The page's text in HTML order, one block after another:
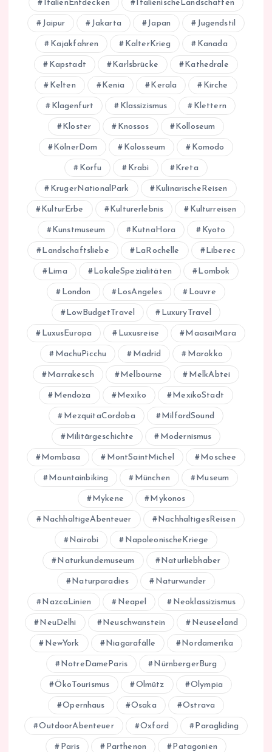
ItalienEntdecken ItalienischeLandschaften
Jaipur Jakarta Japan Jugendstil
Kajakfahren KalterKrieg Kanada
Kapstadt Karlsbrücke Kathedrale
Kelten Kenia Kerala Kirche
Klagenfurt Klassizismus Klettern
Kloster Knossos Kolloseum
KölnerDom Kolosseum Komodo
Korfu Krabi Kreta
KrugerNationalPark KulinarischeReisen
KulturErbe Kulturerlebnis Kulturreisen
Kunstmuseum KutnaHora Kyoto
Landschaftsliebe LaRochelle Liberec
Lima LokaleSpezialitäten Lombok
London LosAngeles Louvre
LowBudgetTravel LuxuryTravel
LuxusEuropa Luxusreise MaasaiMara
MachuPicchu Madrid Marokko
Marrakesch Melbourne MelkAbtei
Mendoza Mexiko MexikoStadt
MezquitaCordoba MilfordSound
Militärgeschichte Modernismus
Mombasa MontSaintMichel Moschee
Mountainbiking München Museum
Mykene Mykonos
NachhaltigeAbenteuer NachhaltigesReisen
Nairobi NapoleonischeKriege
Naturkundemuseum Naturliebhaber
Naturparadies Naturwunder
NazcaLinien Neapel Neoklassizismus
NeuDelhi Neuschwanstein Neuseeland
NewYork Niagarafälle Nordamerika
NotreDameParis NürnbergerBurg
ÖkoTourismus Olmütz Olympia
Opernhaus Osaka Ostrava
OutdoorAbenteuer Oxford Paragliding
Paris Parthenon Patagonien